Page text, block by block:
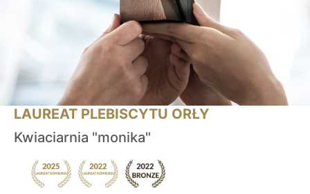
LAUREAT PLEBISCYTU ORŁY
Kwiaciarnia "monika"